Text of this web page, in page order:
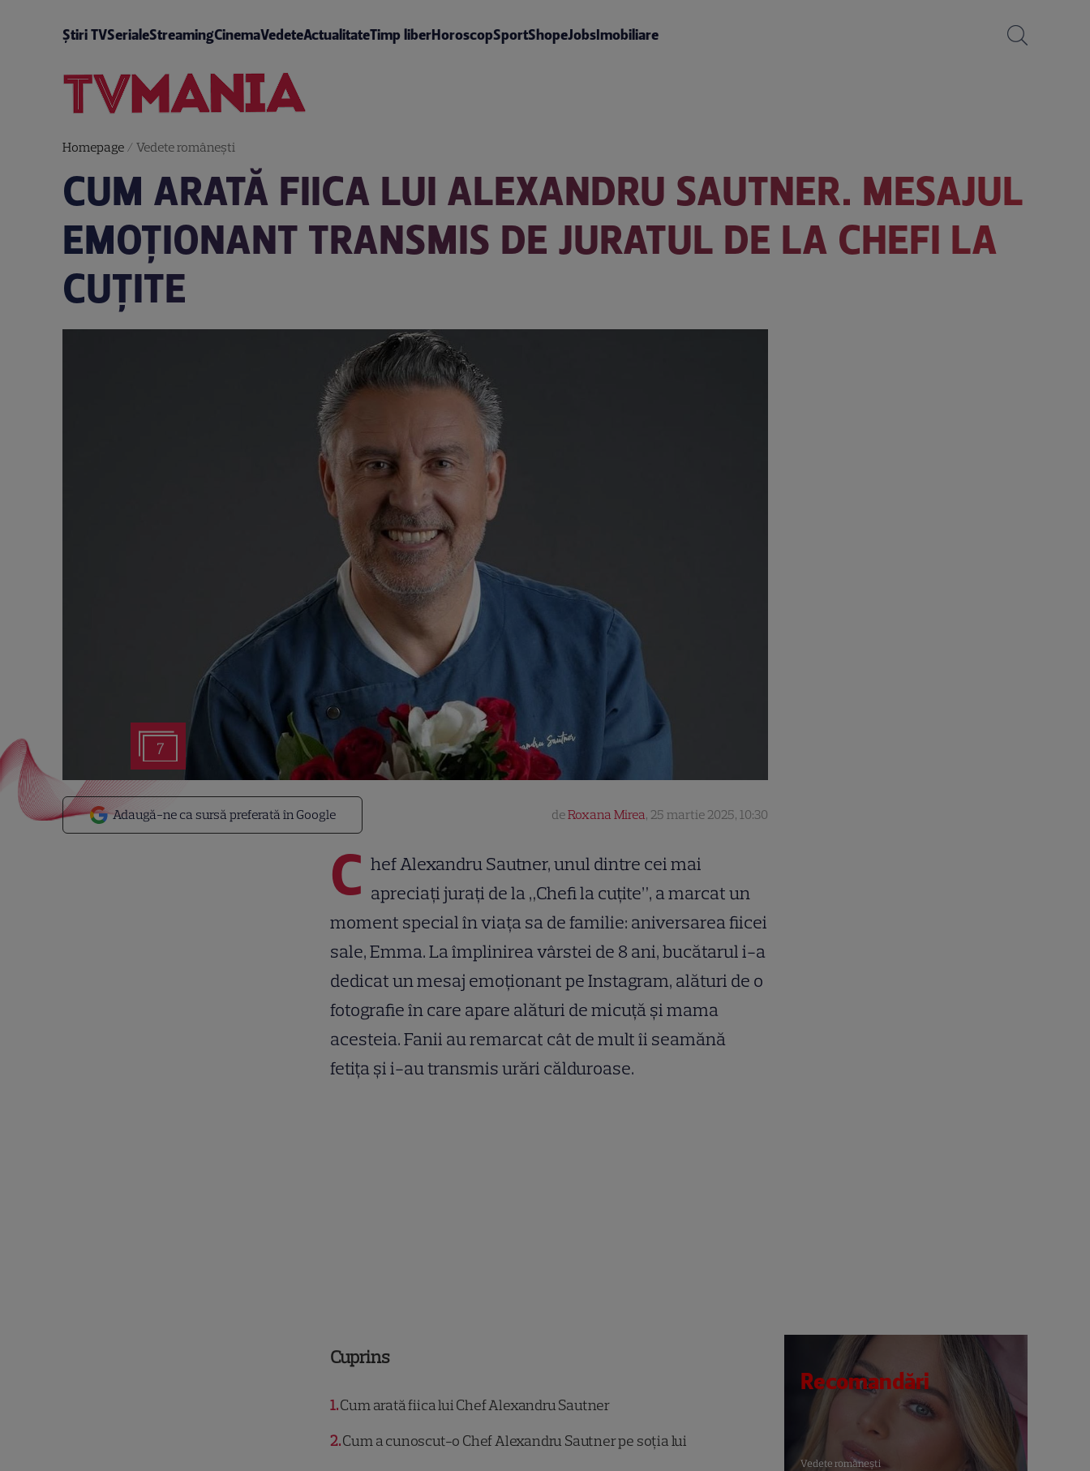
Știri TVSerialeStreamingCinemaVedeteActualitateTimp liberHoroscopSportShopeJobsImobiliare
Homepage/ Vedete româneşti
CUM ARATĂ FIICA LUI ALEXANDRU SAUTNER. MESAJUL
EMOȚIONANT TRANSMIS DE JURATUL DE LA CHEFI LA
CUȚITE
7
Adaugă-ne ca sursă preferată în Google deRoxana Mirea, 25 martie 2025, 10:30
C hef Alexandru Sautner, unul dintre cei mai
apreciați jurați de la „Chefi la cuțite”, a marcat un
moment special în viața sa de familie: aniversarea fiicei
sale, Emma. La împlinirea vârstei de 8 ani, bucătarul i-a
dedicat un mesaj emoționant pe Instagram, alături de o
fotografie în care apare alături de micuță și mama
acesteia. Fanii au remarcat cât de mult îi seamănă
fetița și i-au transmis urări călduroase.
Cuprins
1Cum arată fiica lui Chef Alexandru Sautner
2Cum a cunoscut-o Chef Alexandru Sautner pe soția lui
Recomandări
Vedete româneşti